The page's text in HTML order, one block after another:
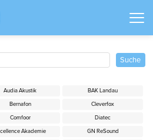
Audia Akustik
BAK Landau
Bernafon
Cleverfox
Comfoor
Diatec
Akademie
GN ReSound